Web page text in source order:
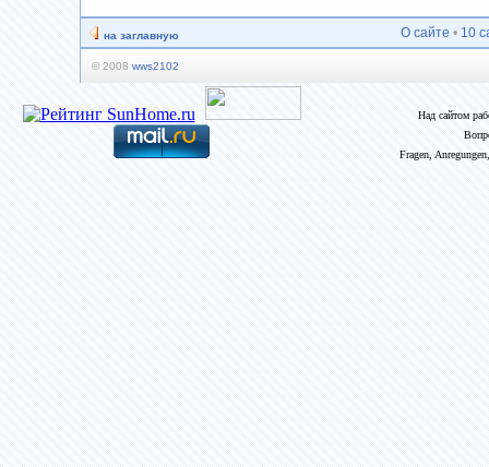
на заглавную О сайте • 10
© 2008 wws2102
Над сайтом
Fragen,